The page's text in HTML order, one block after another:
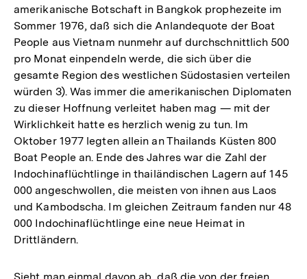
amerikanische Botschaft in Bangkok prophezeite im
Sommer 1976, daß sich die Anlandequote der Boat
People aus Vietnam nunmehr auf durchschnittlich 500
pro Monat einpendeln werde, die sich über die
gesamte Region des westlichen Südostasien verteilen
würden 3). Was immer die amerikanischen Diplomaten
zu dieser Hoffnung verleitet haben mag — mit der
Wirklichkeit hatte es herzlich wenig zu tun. Im
Oktober 1977 legten allein an Thailands Küsten 800
Boat People an. Ende des Jahres war die Zahl der
Indochinaflüchtlinge in thailändischen Lagern auf 145
000 angeschwollen, die meisten von ihnen aus Laos
und Kambodscha. Im gleichen Zeitraum fanden nur 48
000 Indochinaflüchtlinge eine neue Heimat in
Drittländern.
Sieht man einmal davon ab, daß die von der freien